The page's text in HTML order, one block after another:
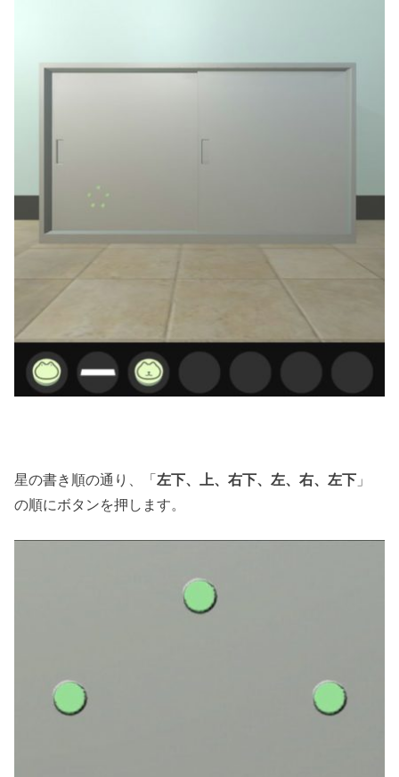
星の書き順の通り、「左下、上、右下、左、右、左下 」
の順にボタンを押します。